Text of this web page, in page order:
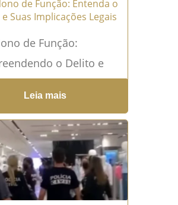
de Função: Entenda o
Suas Implicações Legais
de Função:
o Delito e
Legais O
de função no
público é um tema de
Leia mais →
Leia mais